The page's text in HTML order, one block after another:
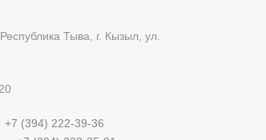
Тыва, г. Кызыл, ул.
+7 (394) 222-39-36